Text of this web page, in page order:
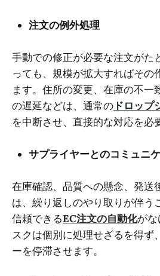
注文の例外処理
手動での修正が必要な注文がた
っても、規模が拡大すればその
ます。住所の変更、在庫の不一
の遅延などは、通常の ドロップ
を中断させ、直接的な対応を必
サプライヤーとのコミュニ
在庫確認、品質への懸念、発送
は、繰り返しのやり取りが伴う
信頼できるEC注文の自動化がな
スクは個別に処理せざるを得ず
ーを停滞させます。